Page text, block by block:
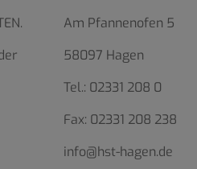
Am Pfannenofen 5
58097 Hagen
Tel.: 02331 208 0
Fax: 02331 208 238
info@hst-hagen.de